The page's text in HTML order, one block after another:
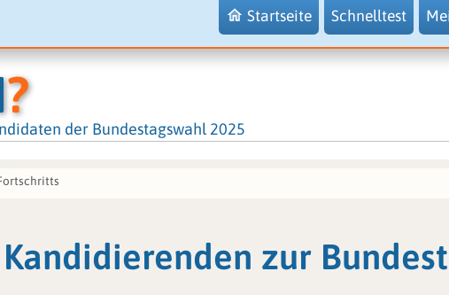
Startseite Schnelltest
?
der Bundestagswahl 2025
zur